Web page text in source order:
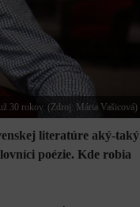
30 rokov. (Zdroj: Mária Vašicová)
literatúre aký-taký
poézie. Kde robia